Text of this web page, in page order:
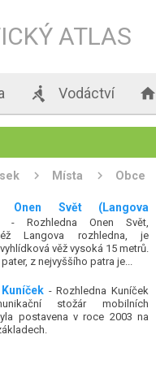
ATLAS
 Vodáctví 
Místa Obce
Onen Svět (Langova
- Rozhledna Onen Svět,
Langova rozhledna, je
věž vysoká 15 metrů.
z nejvyššího patra je...
- Rozhledna Kuníček
stožár mobilních
postavena v roce 2003 na